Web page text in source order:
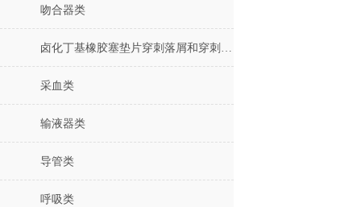
吻合器类
卤化丁基橡胶塞垫片穿刺落屑和穿刺力测试仪
采血类
输液器类
导管类
呼吸类